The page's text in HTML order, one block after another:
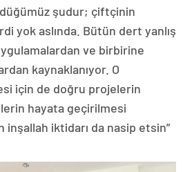
şudur; çiftçinin
yok aslında. Bütün dert yanlış
ve birbirine
kaynaklanıyor. O
için de doğru projelerin
hayata geçirilmesi
inşallah iktidarı da nasip etsin”